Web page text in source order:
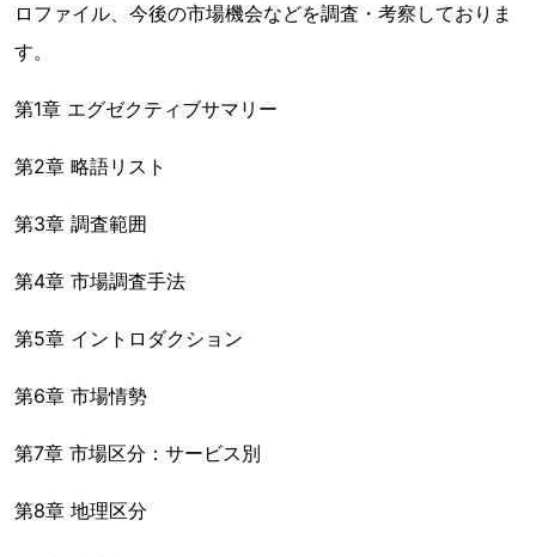
ロファイル、今後の市場機会などを調査・考察しておりま
す。
第1章 エグゼクティブサマリー
第2章 略語リスト
第3章 調査範囲
第4章 市場調査手法
第5章 イントロダクション
第6章 市場情勢
第7章 市場区分：サービス別
第8章 地理区分